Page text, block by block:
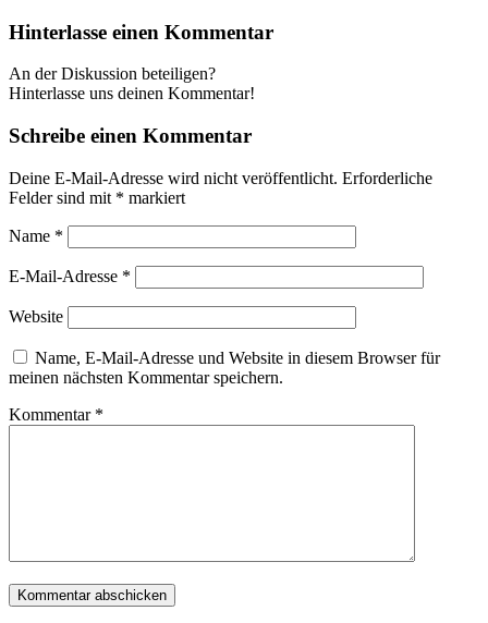
Hinterlasse einen Kommentar
An der Diskussion beteiligen?
Hinterlasse uns deinen Kommentar!
Schreibe einen Kommentar
Deine E-Mail-Adresse wird nicht veröffentlicht. Erforderliche
Felder sind mit * markiert
Name *
E-Mail-Adresse *
Website
Name, E-Mail-Adresse und Website in diesem Browser für
meinen nächsten Kommentar speichern.
Kommentar *